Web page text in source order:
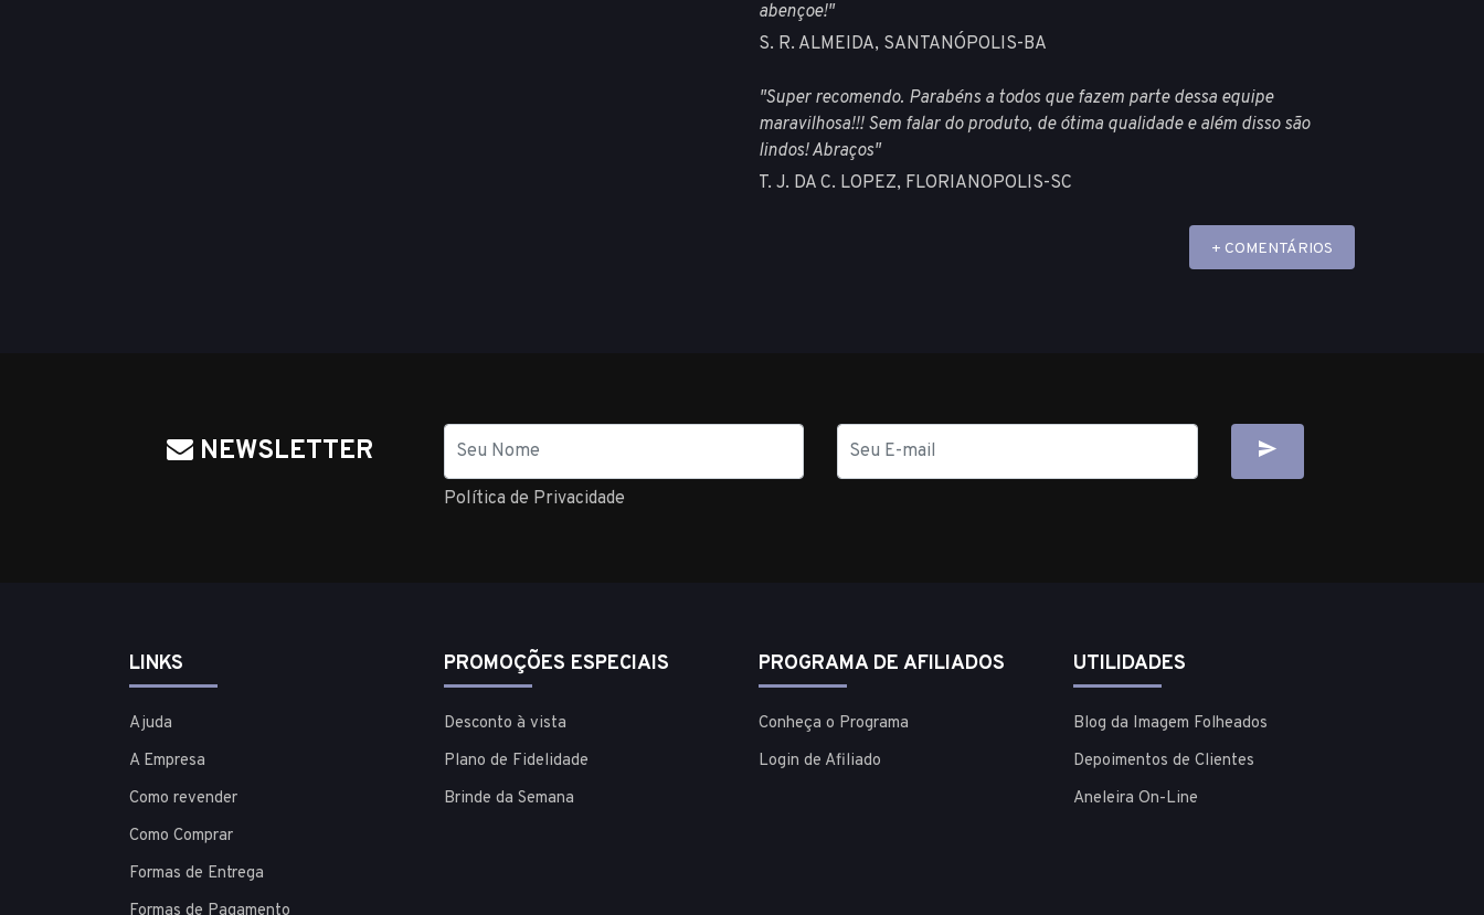
abençoe!"
S. R. ALMEIDA, SANTANÓPOLIS-BA
"Super recomendo. Parabéns a todos que fazem parte dessa equipe
maravilhosa!!! Sem falar do produto, de ótima qualidade e além disso são
lindos! Abraços"
T. J. DA C. LOPEZ, FLORIANOPOLIS-SC
+ COMENTÁRIOS
NEWSLETTER Nome
E-
mail
Política de Privacidade
LINKS
Ajuda
A Empresa
Como revender
Como Comprar
Formas de Entrega
PROMOÇÕES ESPECIAIS
Desconto à vista
Plano de Fidelidade
Brinde da Semana
PROGRAMA DE AFILIADOS
Conheça o Programa
Login de Afiliado
UTILIDADES
Blog da Imagem Folheados
Depoimentos de Clientes
Aneleira On-Line